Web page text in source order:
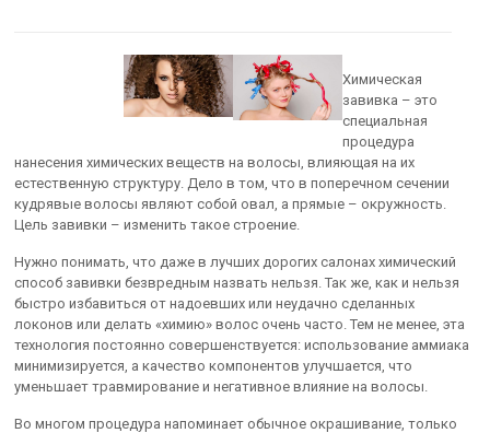
Химическая
завивка – это
специальная
процедура
нанесения химических веществ на волосы, влияющая на их
естественную структуру. Дело в том, что в поперечном сечении
кудрявые волосы являют собой овал, а прямые – окружность.
Цель завивки – изменить такое строение.
Нужно понимать, что даже в лучших дорогих салонах химический
способ завивки безвредным назвать нельзя. Так же, как и нельзя
быстро избавиться от надоевших или неудачно сделанных
локонов или делать «химию» волос очень часто. Тем не менее, эта
технология постоянно совершенствуется: использование аммиака
минимизируется, а качество компонентов улучшается, что
уменьшает травмирование и негативное влияние на волосы.
Во многом процедура напоминает обычное окрашивание, только